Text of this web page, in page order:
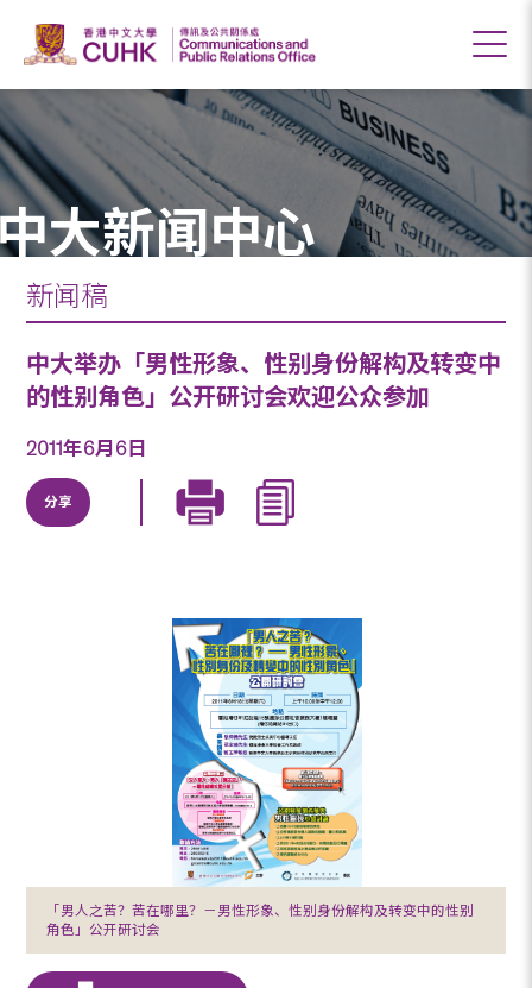
大新闻中心
新闻稿
中大举办「男性形象、性别身份解构及转变中
的性别角色」公开研讨会欢迎公众参加
2011年6月6日
分享
「男人之苦？苦在哪里？－男性形象、性别身份解构及转变中的性别
角色」公开研讨会